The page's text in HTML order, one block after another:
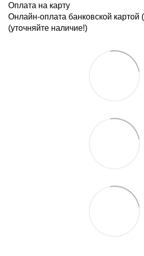
Оплата на карту
Онлайн-оплата банковской картой
(уточняйте наличие!)